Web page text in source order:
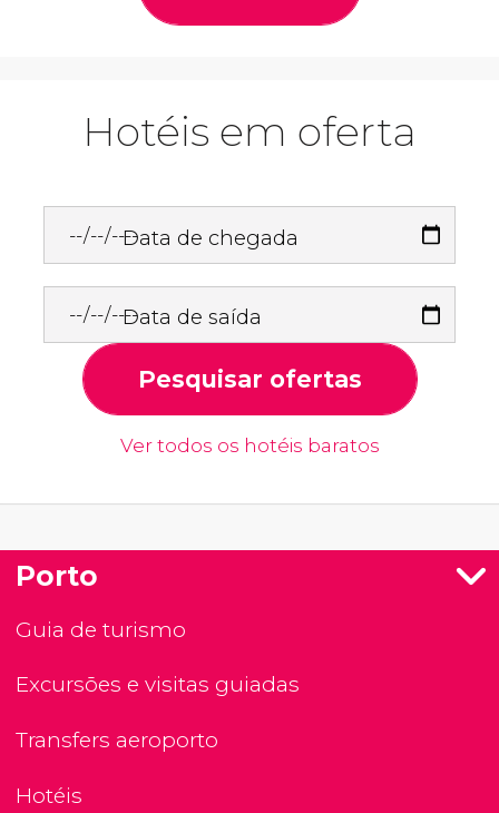
Hotéis em oferta
Data de chegada
Data de saída
Pesquisar ofertas
Ver todos os hotéis baratos
Porto
Guia de turismo
Excursões e visitas guiadas
Transfers aeroporto
Hotéis